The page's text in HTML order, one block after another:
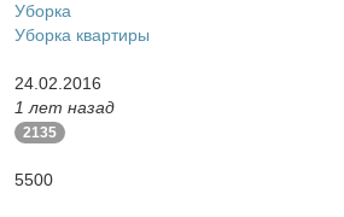
Уборка
Уборка квартиры
24.02.2016
1 лет назад
2135
5500